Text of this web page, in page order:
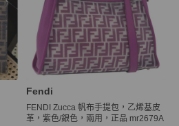
Fendi
FENDI Zucca 帆布手提包，乙烯基皮
革，紫色/銀色，兩用，正品 mr2679A